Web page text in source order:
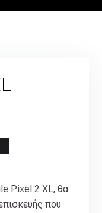
Pixel 2 XL, θα
που